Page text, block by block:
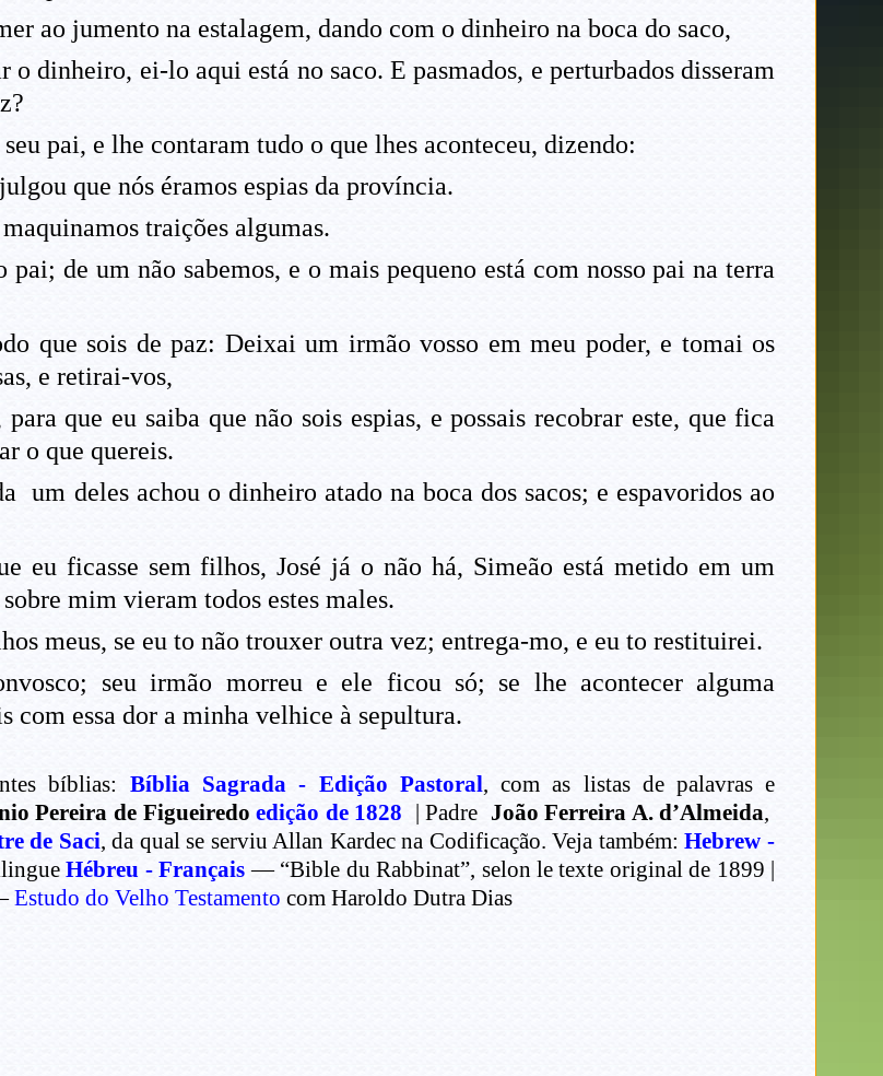
ao jumento na estalagem, dando com o dinheiro na boca do saco,
o dinheiro, ei-lo aqui está no saco. E pasmados, e perturbados disseram
pai, e lhe contaram tudo o que lhes aconteceu, dizendo:
que nós éramos espias da província.
traições algumas.
de um não sabemos, e o mais pequeno está com nosso pai na terra
que sois de paz: Deixai um irmão vosso em meu poder, e tomai os
e retirai-vos,
que eu saiba que não sois espias, e possais recobrar este, que fica
o que quereis.
um deles achou o dinheiro atado na boca dos sacos; e espavoridos ao
eu ficasse sem filhos, José já o não há, Simeão está metido em um
mim vieram todos estes males.
meus, se eu to não trouxer outra vez; entrega-mo, e eu to restituirei.
seu irmão morreu e ele ficou só; se lhe acontecer alguma
com essa dor a minha velhice à sepultura.
bíblias: Bíblia Sagrada - Edição Pastoral, com as listas de palavras e
Pereira de Figueiredoedição de 1828 | Padre João Ferreira A. d’Almeida,
de Saci, da qual se serviu Allan Kardec na Codificação. Veja também:Hebrew -
Hébreu - Français — “Bible du Rabbinat”, selon le texte original de 1899 |
Estudo do Velho Testamento com Haroldo Dutra Dias